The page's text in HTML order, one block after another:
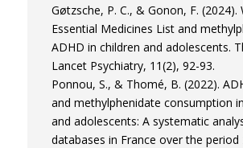
Gøtzsche, P. C., & Gonon, F. (2024).
Essential Medicines List and
ADHD in children and adolescents.
Lancet Psychiatry, 11(2), 92-93.
Ponnou, S., & Thomé, B. (2022).
and methylphenidate consumption
and adolescents: A systematic
databases in France over the period